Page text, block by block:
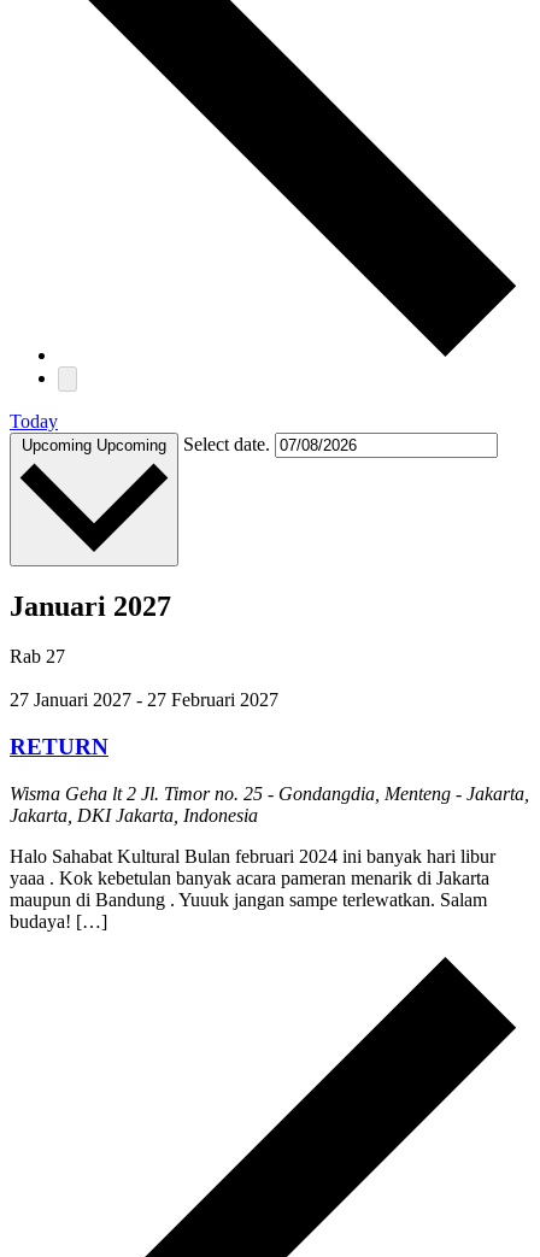
Today
Upcoming Upcoming Select date.
Januari 2027
Rab 27
27 Januari 2027 - 27 Februari 2027
RETURN
Wisma Geha lt 2 Jl. Timor no. 25 - Gondangdia, Menteng - Jakarta,
Jakarta, DKI Jakarta, Indonesia
Halo Sahabat Kultural Bulan februari 2024 ini banyak hari libur
yaaa . Kok kebetulan banyak acara pameran menarik di Jakarta
maupun di Bandung . Yuuuk jangan sampe terlewatkan. Salam
budaya! […]